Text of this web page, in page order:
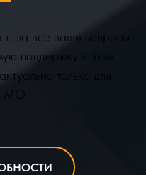
на все ваши вопросы
поддержку в этом
только для
МО.